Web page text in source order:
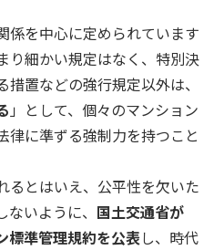
係を中心に定められています
り細かい規定はなく、特別決
置などの強行規定以外は、
」として、個々のマンション
律に準ずる強制力を持つこと
るとはいえ、公平性を欠いた
いように、 国土交通省が
標準管理規約を公表し、時代